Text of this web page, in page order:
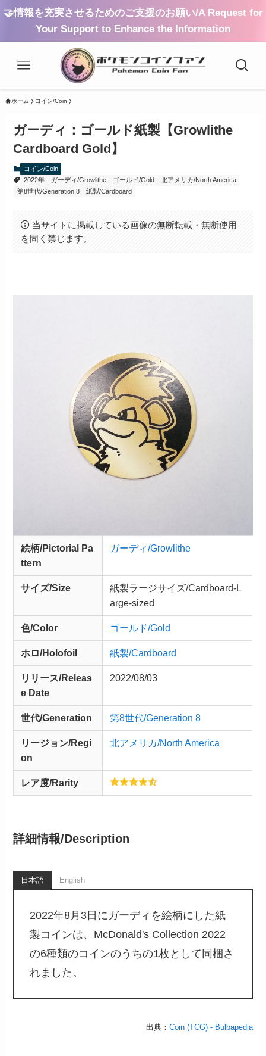
🤝情報を充実させるためのご支援のお願い/A Request for
Your Support to Enhance the Information
ホーム コイン/Coin
ガーディ：ゴールド紙製【Growlithe
Cardboard Gold】
コイン/Coin
2022年
ガーディ/Growlithe ゴールド/Gold
北アメリカ/North America
第8世代/Generation 8
紙製/Cardboard
当サイトに掲載している画像の無断転載・無断使用
を固く禁じます。
絵柄/Pictorial Pa
ttern
ガーディ/Growlithe
サイズ/Size
紙製ラージサイズ/Cardboard-L
arge-sized
色/Color ゴールド/Gold
ホロ/Holofoil 紙製/Cardboard
リリース/Releas
e Date
2022/08/03
世代/Generation 第8世代/Generation 8
リージョン/Regi
on
北アメリカ/North America
レア度/Rarity
詳細情報/Description
日本語 English
2022年8月3日にガーディを絵柄にした紙
製コインは、McDonald's Collection 2022
の6種類のコインのうちの1枚として同梱さ
れました。
出典： Coin (TCG) - Bulbapedia